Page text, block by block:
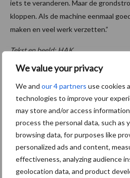
We value your privacy
We and our 4 partners use cookies
technologies to improve your
may store and/or access
process the personal data, such as
browsing data, for purposes like
personalized ads and content,
effectiveness, analyzing audience
geolocation data, and product
iets te veranderen. Maar de
kloppen. Als de machine eenmaal
maken en veel werk verzetten.”
Tekst en beeld: HAK
Aanbevolen voor jou!
kettingeg
“Grond is